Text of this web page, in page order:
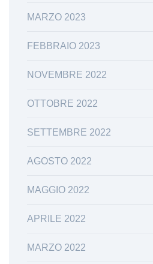
MARZO 2023
FEBBRAIO 2023
NOVEMBRE 2022
OTTOBRE 2022
SETTEMBRE 2022
AGOSTO 2022
MAGGIO 2022
APRILE 2022
MARZO 2022